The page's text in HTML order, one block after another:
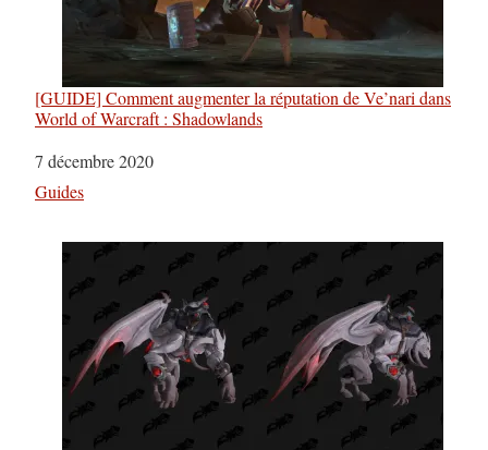
[GUIDE] Comment augmenter la réputation de Ve’nari dans
World of Warcraft : Shadowlands
Date
7 décembre 2020
Par rapport à
Guides